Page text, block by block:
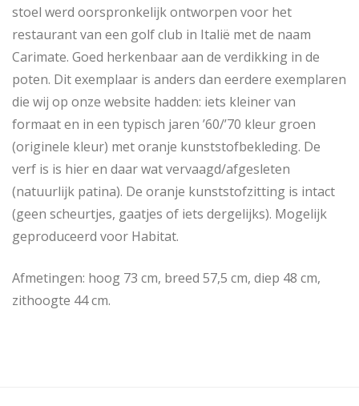
stoel werd oorspronkelijk ontworpen voor het
restaurant van een golf club in Italië met de naam
Carimate. Goed herkenbaar aan de verdikking in de
poten. Dit exemplaar is anders dan eerdere exemplaren
die wij op onze website hadden: iets kleiner van
formaat en in een typisch jaren ’60/’70 kleur groen
(originele kleur) met oranje kunststofbekleding. De
verf is is hier en daar wat vervaagd/afgesleten
(natuurlijk patina). De oranje kunststofzitting is intact
(geen scheurtjes, gaatjes of iets dergelijks). Mogelijk
geproduceerd voor Habitat.
Afmetingen: hoog 73 cm, breed 57,5 cm, diep 48 cm,
zithoogte 44 cm.